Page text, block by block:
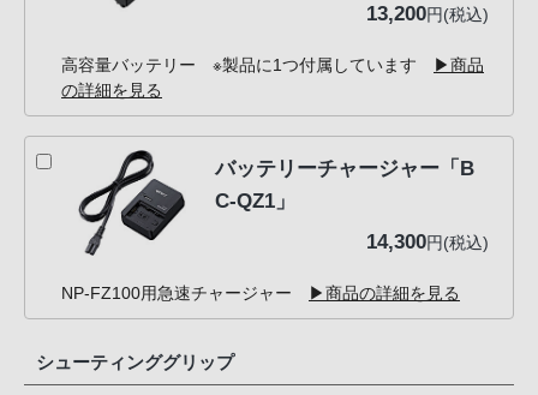
13,200円(税込)
高容量バッテリー ※製品に1つ付属しています
▶商品
の詳細を見る
バッテリーチャージャー「B
C-QZ1」
14,300円(税込)
NP-FZ100用急速チャージャー ▶商品の詳細を見る
シューティンググリップ